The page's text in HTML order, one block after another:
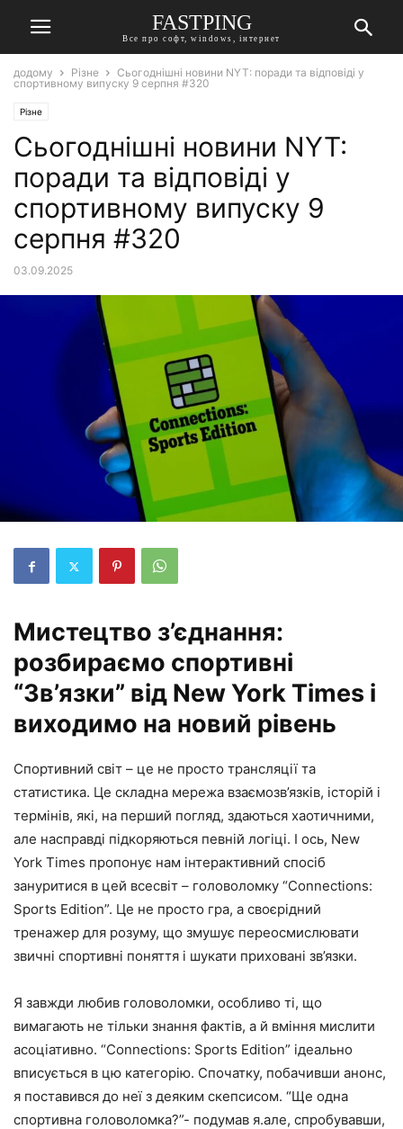
FASTPING
Все про софт, windows, інтернет
додому Різне
Сьогоднішні новини NYT: поради та відповіді у
спортивному випуску 9 серпня #320
Різне
Сьогоднішні новини NYT:
поради та відповіді у
спортивному випуску 9
серпня #320
03.09.2025
Мистецтво з’єднання:
розбираємо спортивні
“Зв’язки” від New York Times і
виходимо на новий рівень
Спортивний світ – це не просто трансляції та
статистика. Це складна мережа взаємозв’язків, історій і
термінів, які, на перший погляд, здаються хаотичними,
але насправді підкоряються певній логіці. І ось, New
York Times пропонує нам інтерактивний спосіб
зануритися в цей всесвіт – головоломку “Connections:
Sports Edition”. Це не просто гра, а своєрідний
тренажер для розуму, що змушує переосмислювати
звичні спортивні поняття і шукати приховані зв’язки.
Я завжди любив головоломки, особливо ті, що
вимагають не тільки знання фактів, а й вміння мислити
асоціативно. “Connections: Sports Edition” ідеально
вписується в цю категорію. Спочатку, побачивши анонс,
я поставився до неї з деяким скепсисом. “Ще одна
спортивна головоломка?”- подумав я.але, спробувавши,